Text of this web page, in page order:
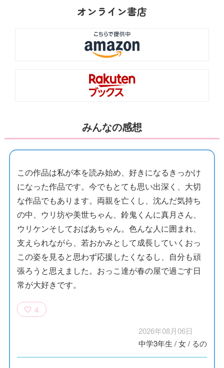
オンライン書店
みんなの感想
この作品は私が本を読み始め、好きになるきっかけ
になった作品です。今でもとても思い出深く、大切
な作品でもあります。両親を亡くし、沈んだ気持ち
の中、ウリ坊や美世ちゃん、鈴鬼くんに真月さん、
ウリケンそしておばあちゃん。色んな人に囲まれ、
支えられながら、若おかみとして成長していくおっ
この姿を見ると思わず応援したくなるし、自分も頑
張ろうと思えました。おっこ達が春の屋で過ごす日
常が大好きです。
4
2026年08月06日
中学3年生 /女/ るの